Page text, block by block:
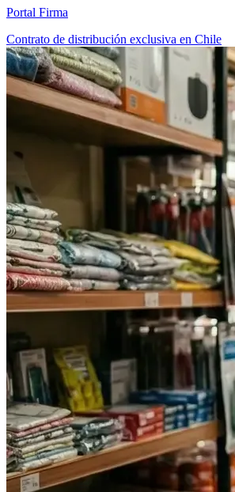
Portal Firma
Contrato de distribución exclusiva en Chile